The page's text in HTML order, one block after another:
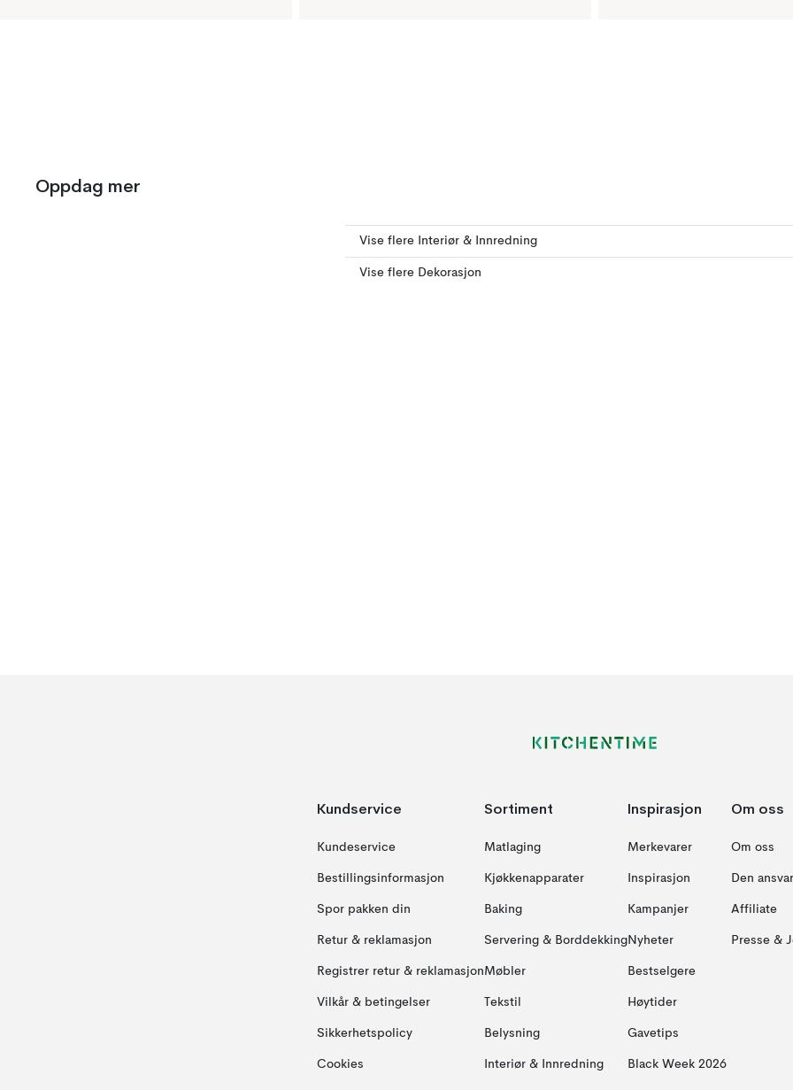
Oppdag mer
Vise flere Interiør & Innredning
Vise flere Dekorasjon
Kundservice
Kundeservice
Bestillingsinformasjon
Spor pakken din
Retur & reklamasjon
Registrer retur & reklamasjon
Vilkår & betingelser
Sikkerhetspolicy
Cookies
Sortiment
Matlaging
Kjøkkenapparater
Baking
Servering & Borddekking
Møbler
Tekstil
Belysning
Interiør & Innredning
Inspirasjon
Merkevarer
Inspirasjon
Kampanjer
Nyheter
Bestselgere
Høytider
Gavetips
Black Week 2026
Om oss
Om oss
Den
Affiliate
Presse &